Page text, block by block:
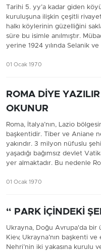
Tarihi 5. yy’a kadar giden
kuruluşuna ilişkin çeşitli
halkı köylerinin güzelliğini
süre bu isimle anılmıştır.
yerine 1924 yılında Selanik
01 Ocak 1970
ROMA DİYE
OKUNUR
Roma, İtalya’nın, Lazio
başkentidir. Tiber ve Aniane
yakındır. 3 milyon nüfuslu
yaşadığı bağımsız devlet
yer almaktadır. Bu nedenle
01 Ocak 1970
“ PARK İÇİNDEKİ
Ukrayna, Doğu Avrupa'da bir
Kiev, Ukrayna’nın başkenti
Nehri’nin iki yakasına kurulu